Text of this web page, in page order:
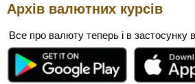
Архів валютних курсів
Все про валюту теперь і в застосунку